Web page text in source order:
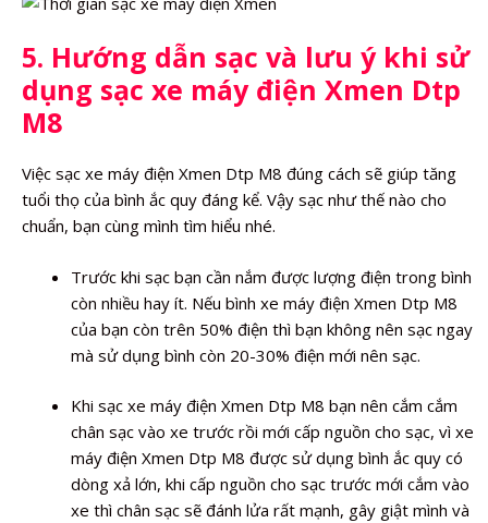
5. Hướng dẫn sạc và lưu ý khi sử
dụng sạc xe máy điện Xmen Dtp
M8
Việc sạc xe máy điện Xmen Dtp M8 đúng cách sẽ giúp tăng
tuổi thọ của bình ắc quy đáng kể. Vậy sạc như thế nào cho
chuẩn, bạn cùng mình tìm hiểu nhé.
Trước khi sạc bạn cần nắm được lượng điện trong bình
còn nhiều hay ít. Nếu bình xe máy điện Xmen Dtp M8
của bạn còn trên 50% điện thì bạn không nên sạc ngay
mà sử dụng bình còn 20-30% điện mới nên sạc.
Khi sạc xe máy điện Xmen Dtp M8 bạn nên cắm cắm
chân sạc vào xe trước rồi mới cấp nguồn cho sạc, vì xe
máy điện Xmen Dtp M8 được sử dụng bình ắc quy có
dòng xả lớn, khi cấp nguồn cho sạc trước mới cắm vào
xe thì chân sạc sẽ đánh lửa rất mạnh, gây giật mình và